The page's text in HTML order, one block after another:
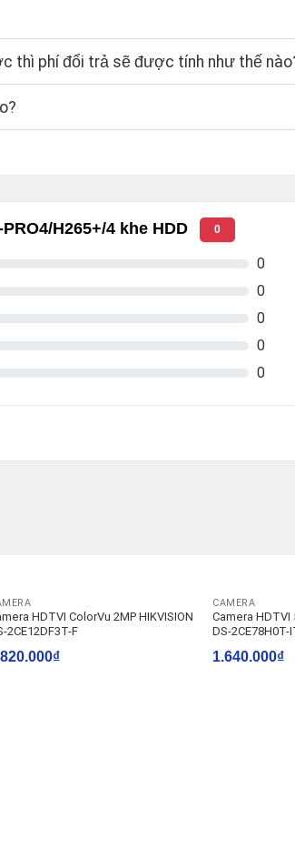
thì phí đổi trả sẽ được tính như thế
H265+/4 khe HDD 0
0
0
0
0
0
HDTVI ColorVu 2MP HIKVISION
2CE12DF3T-F
₫
CAMERA
Camera HDTVI
DS-2CE78H0T-
1.640.000₫